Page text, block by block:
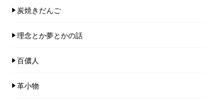
炭焼きだんご
理念とか夢とかの話
百儂人
革小物